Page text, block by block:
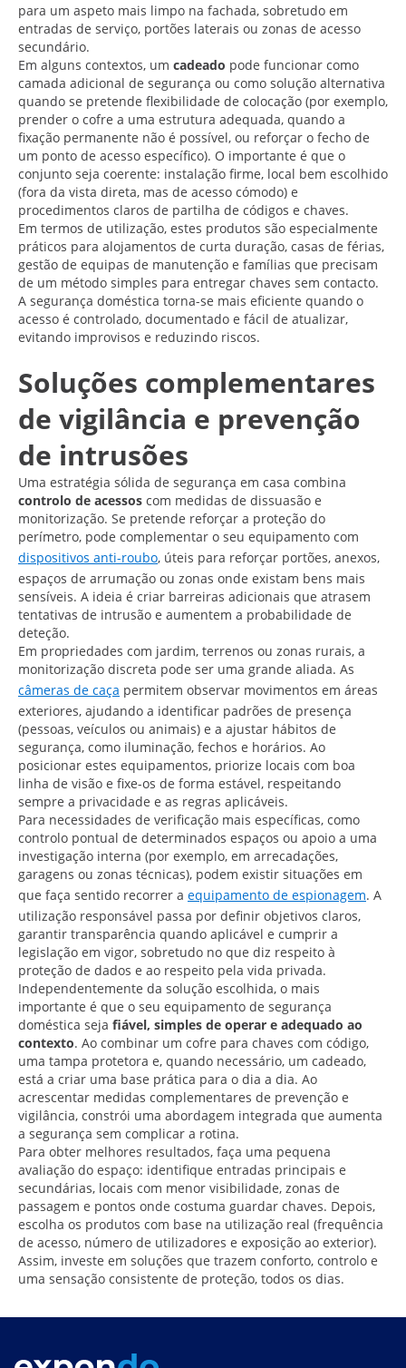
para um aspeto mais limpo na fachada, sobretudo em
entradas de serviço, portões laterais ou zonas de acesso
secundário.
Em alguns contextos, um cadeado pode funcionar como
camada adicional de segurança ou como solução alternativa
quando se pretende flexibilidade de colocação (por exemplo,
prender o cofre a uma estrutura adequada, quando a
fixação permanente não é possível, ou reforçar o fecho de
um ponto de acesso específico). O importante é que o
conjunto seja coerente: instalação firme, local bem escolhido
(fora da vista direta, mas de acesso cómodo) e
procedimentos claros de partilha de códigos e chaves.
Em termos de utilização, estes produtos são especialmente
práticos para alojamentos de curta duração, casas de férias,
gestão de equipas de manutenção e famílias que precisam
de um método simples para entregar chaves sem contacto.
A segurança doméstica torna-se mais eficiente quando o
acesso é controlado, documentado e fácil de atualizar,
evitando improvisos e reduzindo riscos.
Soluções complementares
de vigilância e prevenção
de intrusões
Uma estratégia sólida de segurança em casa combina
controlo de acessos com medidas de dissuasão e
monitorização. Se pretende reforçar a proteção do
perímetro, pode complementar o seu equipamento com
dispositivos anti-roubo, úteis para reforçar portões, anexos,
espaços de arrumação ou zonas onde existam bens mais
sensíveis. A ideia é criar barreiras adicionais que atrasem
tentativas de intrusão e aumentem a probabilidade de
deteção.
Em propriedades com jardim, terrenos ou zonas rurais, a
monitorização discreta pode ser uma grande aliada. As
câmeras de caça permitem observar movimentos em áreas
exteriores, ajudando a identificar padrões de presença
(pessoas, veículos ou animais) e a ajustar hábitos de
segurança, como iluminação, fechos e horários. Ao
posicionar estes equipamentos, priorize locais com boa
linha de visão e fixe-os de forma estável, respeitando
sempre a privacidade e as regras aplicáveis.
Para necessidades de verificação mais específicas, como
controlo pontual de determinados espaços ou apoio a uma
investigação interna (por exemplo, em arrecadações,
garagens ou zonas técnicas), podem existir situações em
que faça sentido recorrer a equipamento de espionagem. A
utilização responsável passa por definir objetivos claros,
garantir transparência quando aplicável e cumprir a
legislação em vigor, sobretudo no que diz respeito à
proteção de dados e ao respeito pela vida privada.
Independentemente da solução escolhida, o mais
importante é que o seu equipamento de segurança
doméstica seja fiável, simples de operar e adequado ao
contexto. Ao combinar um cofre para chaves com código,
uma tampa protetora e, quando necessário, um cadeado,
está a criar uma base prática para o dia a dia. Ao
acrescentar medidas complementares de prevenção e
vigilância, constrói uma abordagem integrada que aumenta
a segurança sem complicar a rotina.
Para obter melhores resultados, faça uma pequena
avaliação do espaço: identifique entradas principais e
secundárias, locais com menor visibilidade, zonas de
passagem e pontos onde costuma guardar chaves. Depois,
escolha os produtos com base na utilização real (frequência
de acesso, número de utilizadores e exposição ao exterior).
Assim, investe em soluções que trazem conforto, controlo e
uma sensação consistente de proteção, todos os dias.